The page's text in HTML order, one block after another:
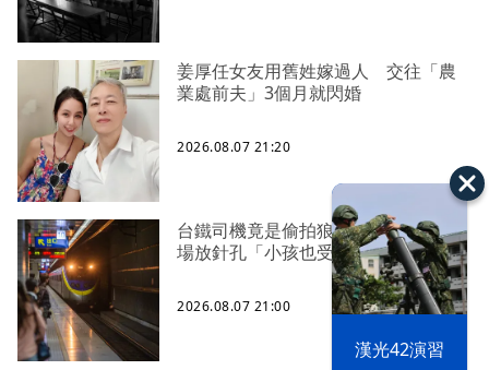
漢光42演習
姜厚任女友用舊姓嫁過人 交往「農
業處前夫」3個月就閃婚
2026.08.07 21:20
台鐵司機竟是偷拍狼 車站廁所、農
場放針孔「小孩也受害」
2026.08.07 21:00